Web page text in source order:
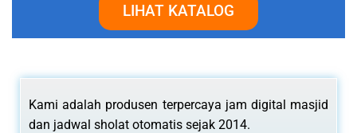
LIHAT KATALOG
Kami adalah produsen terpercaya jam digital masjid
dan jadwal sholat otomatis sejak 2014.